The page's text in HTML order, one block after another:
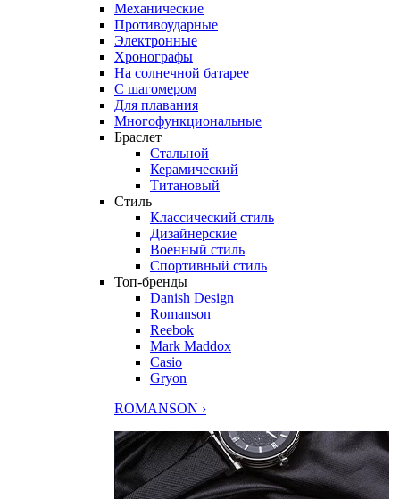
Механические
Противоударные
Электронные
Хронографы
На солнечной батарее
С шагомером
Для плавания
Многофункциональные
Браслет
Стальной
Керамический
Титановый
Стиль
Классический стиль
Дизайнерские
Военный стиль
Спортивный стиль
Топ-бренды
Danish Design
Romanson
Reebok
Mark Maddox
Casio
Gryon
ROMANSON ›